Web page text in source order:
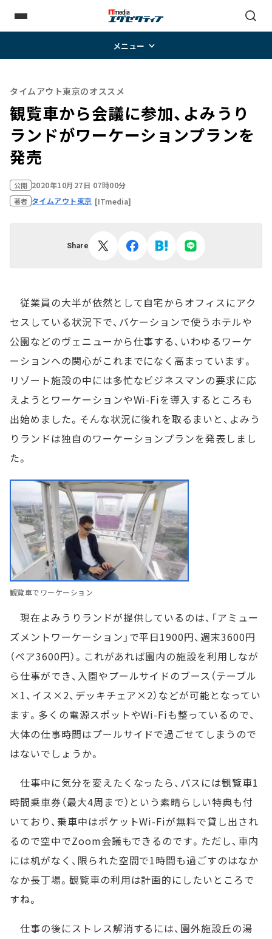
メニュー
タイムアウト東京のオススメ
観覧車から会議に参加、よみうり
ランドがワーケーションプランを
発売
公開 2020年10月27日 07時00分
著者 タイムアウト東京 [ITmedia]
Share
従業員の大半が依然として自宅からオフィスにアク
セスしている状況下で、バケーションで使うホテルや
公園などのヴェニューから仕事する、いわゆるワーケ
ーションへの関心がこれまでになく高まっています。
リゾート施設の中には多忙なビジネスマンの要求に応
えようとワーケーションやWi-Fiを導入するところも
出始めました。そんな状況に後れを取るまいと、よみう
りランドは独自のワーケーションプランを発表しまし
た。
観覧車でワーケーション
現在よみうりランドが提供しているのは、「アミュー
ズメントワーケーション」で平日1900円、週末3600円
（ペア3600円）。これがあれば園内の施設を利用しなが
ら仕事ができ、入園やプールサイドのブース（テーブル
×1、イス×2、デッキチェア×2）などが可能となってい
ます。多くの電源スポットやWi-Fiも整っているので、
大体の仕事時間はプールサイドで過ごせてしまうので
はないでしょうか。
仕事中に気分を変えたくなったら、パスには観覧車1
時間乗車券（最大4周まで）という素晴らしい特典も付
いており、乗車中はポケットWi-Fiが無料で貸し出され
るので空中でZoom会議もできるのです。ただし、車内
には机がなく、限られた空間で1時間も過ごすのはなか
なか長丁場。観覧車の利用は計画的にしたいところで
すね。
仕事の後にストレス解消するには、園外施設丘の湯